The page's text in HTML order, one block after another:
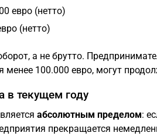
евро (нетто)
(нетто)
а не брутто.
менее 100.000 евро, могут
в текущем году
абсолютным пределом:
прекращается